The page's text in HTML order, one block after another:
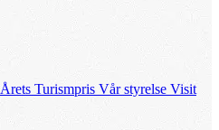
Årets Turismpris Vår styrelse Visit